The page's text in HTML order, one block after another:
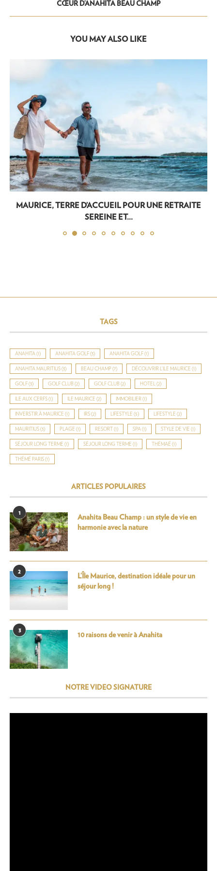
CŒUR D’ANAHITA BEAU CHAMP
YOU MAY ALSO LIKE
MAURICE, TERRE D’ACCUEIL POUR UNE RETRAITE
SEREINE ET...
TAGS
ANAHITA (1) ANAHITA GOLF (3) ANAHITA GOLF (1)
ANAHITA MAURITIUS (3) BEAU CHAMP (7) DÉCOUVRIR L’ILE MAURICE (1)
GOLF (3) GOLF CLUB (2) GOLF CLUB (2) HOTEL (2)
ILE AUX CERFS (1) ILE MAURICE (2) IMMOBILIER (1)
INVERSTIR À MAURICE (1) IRS (2) LIFESTYLE (5) LIFESTYLE (2)
MAURITIUS (3) PLAGE (1) RESORT (1) SPA (1) STYLE DE VIE (1)
SÉJOUR LONG TERME (1) SÉJOUR LONG TERME (1) THÉMAÉ (1)
THÉMÉ PARIS (1)
ARTICLES POPULAIRES
1
Anahita Beau Champ : un style de vie en
harmonie avec la nature
2
L’Île Maurice, destination idéale pour un
séjour long !
3
10 raisons de venir à Anahita
NOTRE VIDEO SIGNATURE